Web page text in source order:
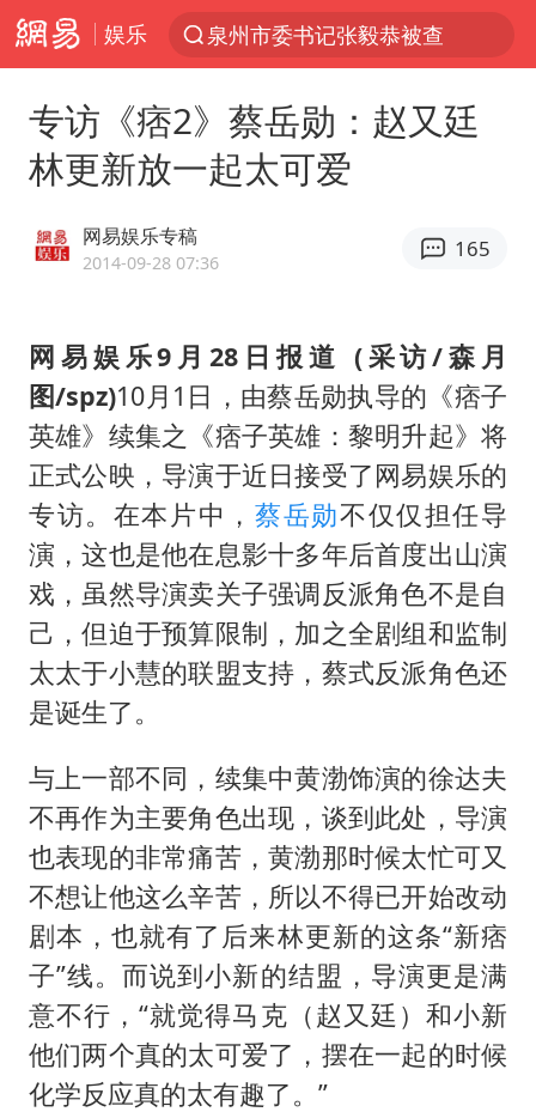
娱乐
泉州市委书记张毅恭被查
“电影+”如何激发千亿级消费新活力？
中巨芯：上半年归母净利润1405.77万元
中国女篮70-67险胜尼日利亚女篮
名创优品回应女子吐槽内裤质量差
上海：台风白海豚或将带来龙卷风
出口禁令驱动有色板块大涨
秋天的第一杯奶茶到底有多火
百花奖开幕式
国防部：坚决反制任何闹海挑衅图谋
东航：国内客票提前14天免费退改
胡彦斌获《歌手2026》歌王
“今天得有40℃了吧 为啥还不预警”
夯实基础开新局
专访《痞2》蔡岳勋：赵又廷
林更新放一起太可爱
网易娱乐专稿
2014-09-28 07:36
165
网易娱乐9月28日报道 (采访/森月
图/spz)10月1日，由蔡岳勋执导的《痞子
英雄》续集之《痞子英雄：黎明升起》将
正式公映，导演于近日接受了网易娱乐的
专访。在本片中， 蔡岳勋不仅仅担任导
演，这也是他在息影十多年后首度出山演
戏，虽然导演卖关子强调反派角色不是自
己，但迫于预算限制，加之全剧组和监制
太太于小慧的联盟支持，蔡式反派角色还
是诞生了。
与上一部不同，续集中黄渤饰演的徐达夫
不再作为主要角色出现，谈到此处，导演
也表现的非常痛苦，黄渤那时候太忙可又
不想让他这么辛苦，所以不得已开始改动
剧本，也就有了后来林更新的这条“新痞
子”线。而说到小新的结盟，导演更是满
意不行，“就觉得马克（赵又廷）和小新
他们两个真的太可爱了，摆在一起的时候
化学反应真的太有趣了。”